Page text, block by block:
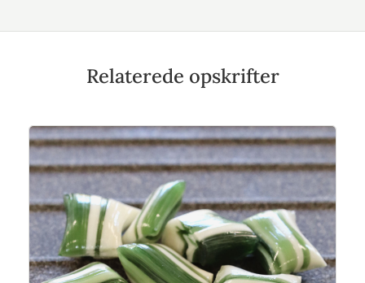
Relaterede opskrifter